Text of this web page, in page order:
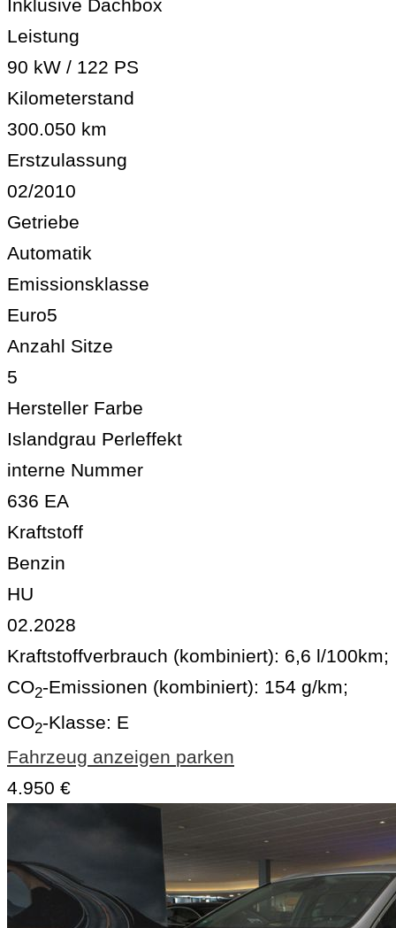
Inklusive Dachbox
Leistung
90 kW / 122 PS
Kilometerstand
300.050 km
Erstzulassung
02/2010
Getriebe
Automatik
Emissionsklasse
Euro5
Anzahl Sitze
5
Hersteller Farbe
Islandgrau Perleffekt
interne Nummer
636 EA
Kraftstoff
Benzin
HU
02.2028
Kraftstoffverbrauch (kombiniert): 6,6 l/100km;
CO2-Emissionen (kombiniert): 154 g/km;
CO2-Klasse: E
Fahrzeug anzeigen parken
4.950 €